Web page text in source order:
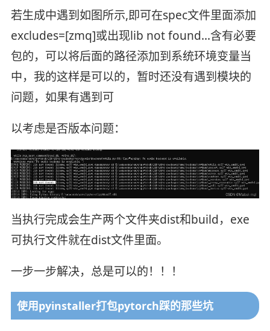
若生成中遇到如图所示,即可在spec文件里面添加
excludes=[zmq]或出现lib not found…含有必要
包的，可以将后面的路径添加到系统环境变量当
中，我的这样是可以的，暂时还没有遇到模块的
问题，如果有遇到可
以考虑是否版本问题：
当执行完成会生产两个文件夹dist和build，exe
可执行文件就在dist文件里面。
一步一步解决，总是可以的！！！
使用pyinstaller打包pytorch踩的那些坑